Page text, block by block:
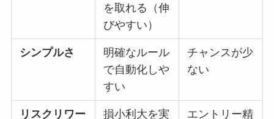
を取れる（伸
びやすい）
シンプルさ
明確なルール
で自動化しや
すい
チャンスが少
ない
リスクリワー
損小利大を実
エントリー精